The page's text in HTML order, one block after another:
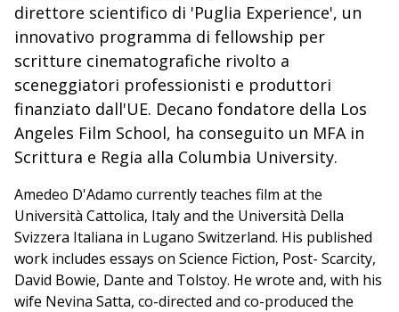
direttore scientifico di 'Puglia Experience', un
innovativo programma di fellowship per
scritture cinematografiche rivolto a
sceneggiatori professionisti e produttori
finanziato dall'UE. Decano fondatore della Los
Angeles Film School, ha conseguito un MFA in
Scrittura e Regia alla Columbia University.
Amedeo D'Adamo currently teaches film at the
Università Cattolica, Italy and the Università Della
Svizzera Italiana in Lugano Switzerland. His published
work includes essays on Science Fiction, Post- Scarcity,
David Bowie, Dante and Tolstoy. He wrote and, with his
wife Nevina Satta, co-directed and co-produced the